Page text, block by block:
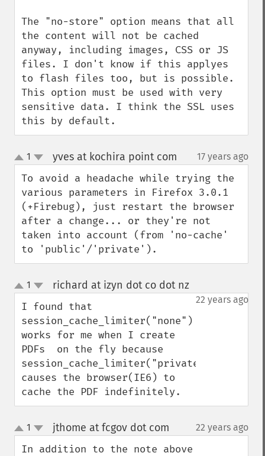
The "no-store" option means that all
the content will not be cached
anyway, including images, CSS or JS
files. I don't know if this applyes
to flash files too, but is possible.
This option must be used with very
sensitive data. I think the SSL uses
this by default.
up
down
1 yves at kochira point com 17 years ago
To avoid a headache while trying the
various parameters in Firefox 3.0.1
(+Firebug), just restart the browser
after a change... or they're not
taken into account (from 'no-cache'
to 'public'/'private').
up
down
1 richard at izyn dot co dot nz¶
22 years ago
I found that
session_cache_limiter("none")
works for me when I create
PDFs  on the fly because
session_cache_limiter("private")
causes the browser(IE6) to
cache the PDF indefinitely.
up
down
1 jthome at fcgov dot com 22 years ago
In addition to the note above